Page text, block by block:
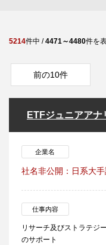
5214件中 /4471～4480件を
前の10件
ETFジュニアアナ
企業名
社名非公開：日系大
仕事内容
リサーチ及びストラテジ
のサポート